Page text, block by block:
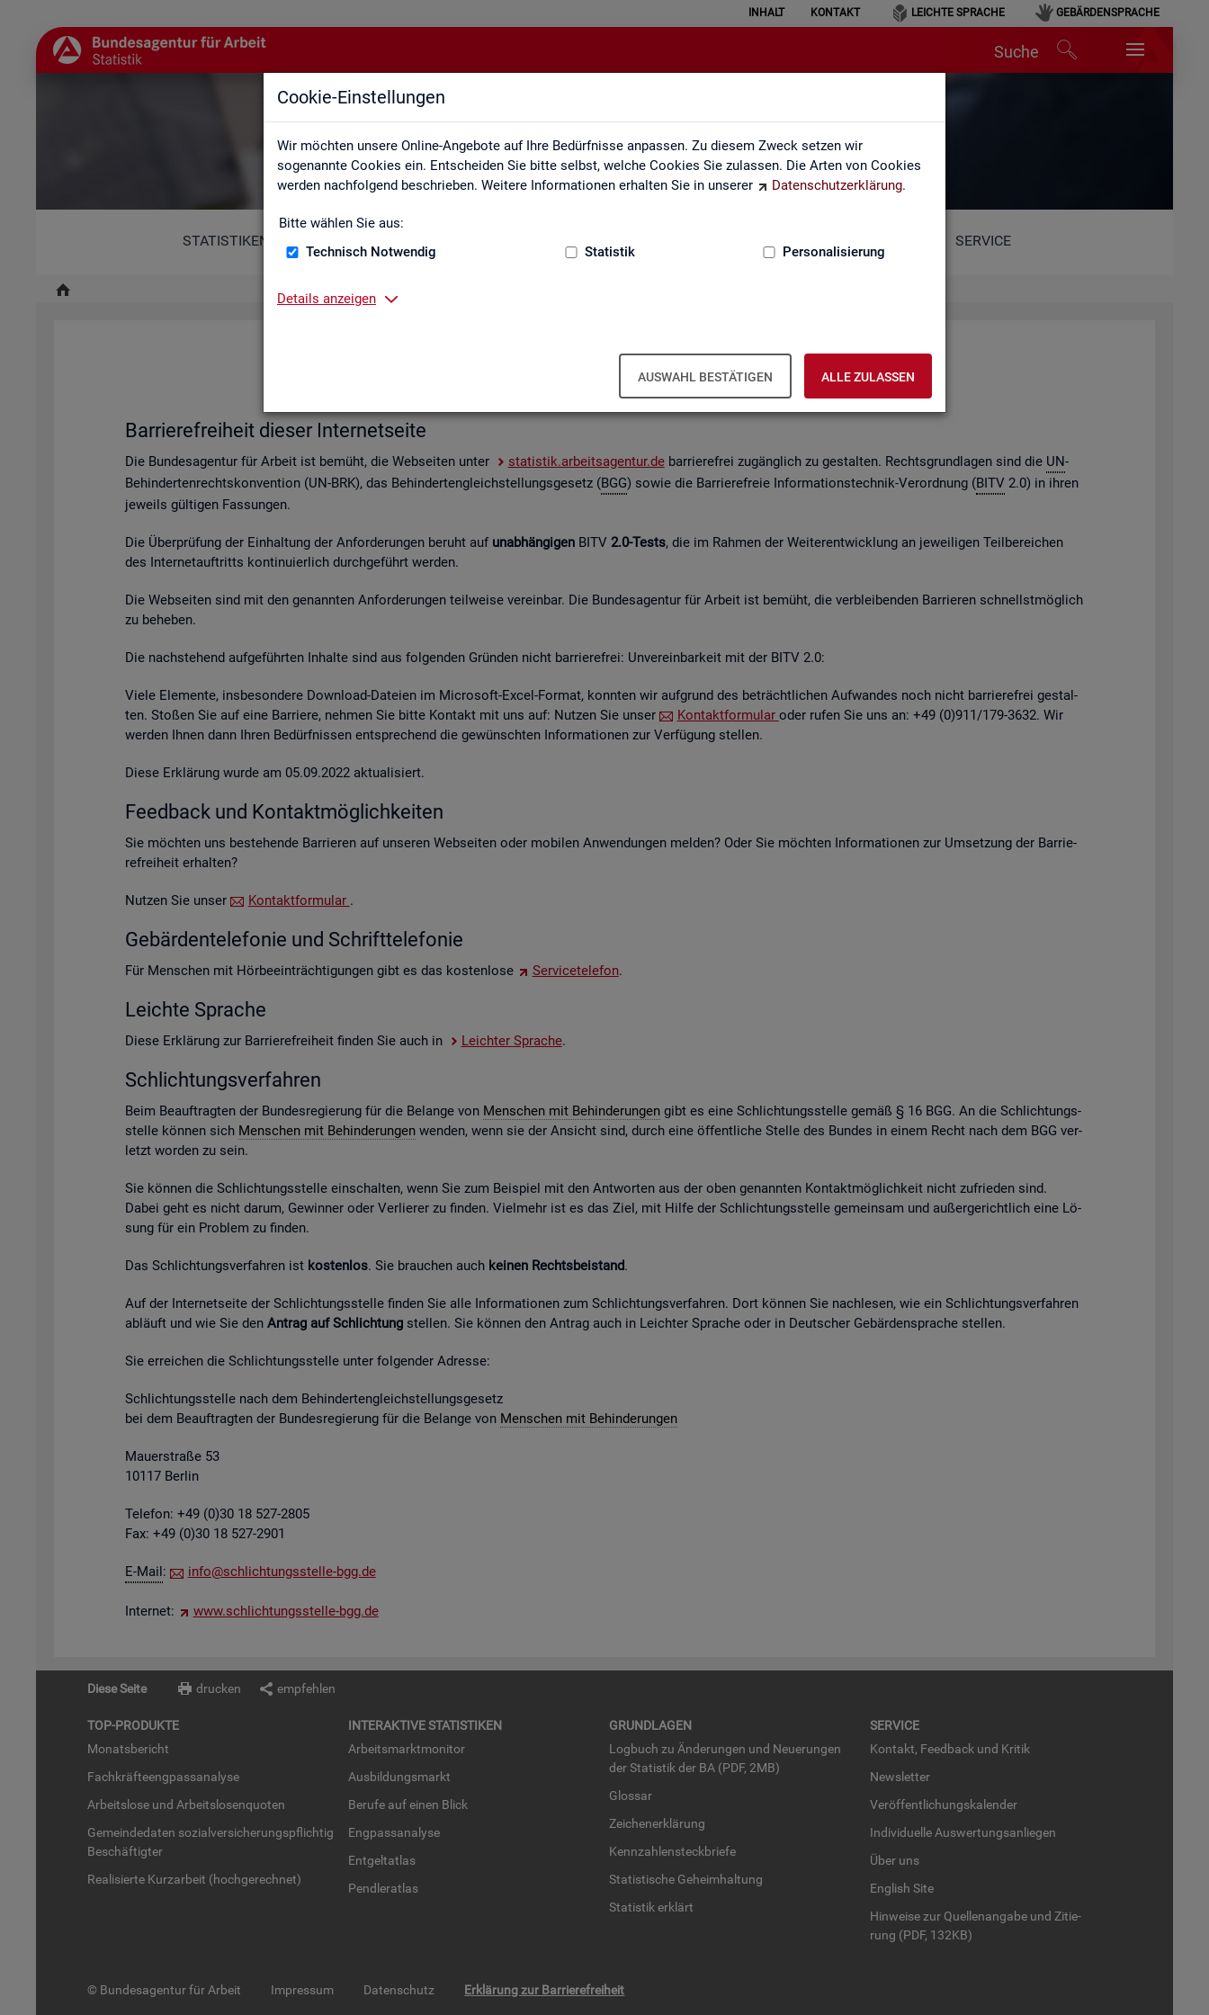
Cookie-Einstellungen
Wir möchten unsere Online-Angebote auf Ihre Bedürfnisse anpassen. Zu diesem Zweck setzen wir
sogenannte Cookies ein. Entscheiden Sie bitte selbst, welche Cookies Sie zulassen. Die Arten von Cookies
werden nachfolgend beschrieben. Weitere Informationen erhalten Sie in unserer
Datenschutzerklärung.
Bitte wählen Sie aus:
Technisch Notwendig
Statistik Personalisierung
Details anzeigen
AUSWAHL BESTÄTIGEN ALLE ZULASSEN
INHALT KONTAKT LEICHTE SPRACHE GEBÄRDENSPRACHE
Suche
Erklärung zur Barrierefreiheit
STATISTIKEN SERVICE
Er­klä­rung zur Bar­rie­re­frei­heit
sta­tis­tik.ar­beits­agen­tur.de ver­öf­fent­lich­ten Web­sei­ten.
Bar­rie­re­frei­heit die­ser In­ter­net­sei­te
Die Bun­des­agen­tur für Ar­beit ist be­müht, die Web­sei­ten unter sta­tis­tik.ar­beits­agen­tur.debar­rie­re­frei zu­gäng­lich zu ge­stal­ten. Rechts­grund­la­gen sind die UN-
Be­hin­der­ten­rechts­kon­ven­ti­on (UN-BRK), das Be­hin­der­ten­gleich­stel­lungs­ge­setz (BGG) sowie die Bar­rie­re­freie In­for­ma­ti­ons­tech­nik-Ver­ord­nung (BITV 2.0) in ihren
je­weils gül­ti­gen Fas­sun­gen.
Die Über­prü­fung der Ein­hal­tung der An­for­de­run­gen be­ruht auf un­ab­hän­gi­genBITV 2.0-Tests, die im Rah­men der Wei­ter­ent­wick­lung an je­wei­li­gen Teil­be­rei­chen
des In­ter­net­auf­tritts kon­ti­nu­ier­lich durch­ge­führt wer­den.
Die Web­sei­ten sind mit den ge­nann­ten An­for­de­run­gen teil­wei­se ver­ein­bar. Die Bun­des­agen­tur für Ar­beit ist be­müht, die ver­blei­ben­den Bar­rie­ren schnellst­mög­lich
zu be­he­ben.
Die nach­ste­hend auf­ge­führ­ten In­hal­te sind aus fol­gen­den Grün­den nicht bar­rie­re­frei: Un­ver­ein­bar­keit mit der BITV 2.0:
Viele Ele­men­te, ins­be­son­de­re Down­load-Da­tei­en im Mi­cro­soft-Excel-For­mat, konn­ten wir auf­grund des be­trächt­li­chen Auf­wan­des noch nicht bar­rie­re­frei ge­stal­
ten. Sto­ßen Sie auf eine Bar­rie­re, neh­men Sie bitte Kon­takt mit uns auf: Nut­zen Sie unser
Kon­takt­for­mu­lar oder rufen Sie uns an: +49 (0)911/179-3632. Wir
wer­den Ihnen dann Ihren Be­dürf­nis­sen ent­spre­chend die ge­wünsch­ten In­for­ma­tio­nen zur Ver­fü­gung stel­len.
Diese Er­klä­rung wurde am 05.09.2022 ak­tua­li­siert.
Feed­back und Kon­takt­mög­lich­kei­ten
Sie möch­ten uns be­stehen­de Bar­rie­ren auf un­se­ren Web­sei­ten oder mo­bi­len An­wen­dun­gen mel­den? Oder Sie möch­ten In­for­ma­tio­nen zur Um­set­zung der Bar­rie­
re­frei­heit er­hal­ten?
Nut­zen Sie unser Kon­takt­for­mu­lar .
Ge­bär­den­te­le­fo­nie und Schrift­te­le­fo­nie
Für Men­schen mit Hör­be­ein­träch­ti­gun­gen gibt es das kos­ten­lo­se Ser­vice­te­le­fon.
Leich­te Spra­che
Diese Er­klä­rung zur Bar­rie­re­frei­heit fin­den Sie auch in Leich­ter Spra­che.
Schlich­tungs­ver­fah­ren
Beim Be­auf­trag­ten der Bun­des­re­gie­rung für die Be­lan­ge von Men­schen mit Be­hin­de­run­gengibt es eine Schlich­tungs­stel­le gemäß § 16 BGG. An die Schlich­tungs­
stel­le kön­nen sich Men­schen mit Be­hin­de­run­genwen­den, wenn sie der An­sicht sind, durch eine öf­fent­li­che Stel­le des Bun­des in einem Recht nach dem BGG ver­
letzt wor­den zu sein.
Sie kön­nen die Schlich­tungs­stel­le ein­schal­ten, wenn Sie zum Bei­spiel mit den Ant­wor­ten aus der oben ge­nann­ten Kon­takt­mög­lich­keit nicht zu­frie­den sind.
Dabei geht es nicht darum, Ge­win­ner oder Ver­lie­rer zu fin­den. Viel­mehr ist es das Ziel, mit Hilfe der Schlich­tungs­stel­le ge­mein­sam und au­ßer­ge­richt­lich eine Lö­
sung für ein Pro­blem zu fin­den.
Das Schlich­tungs­ver­fah­ren ist kos­ten­los. Sie brau­chen auch kei­nen Rechts­bei­stand.
Auf der In­ter­net­sei­te der Schlich­tungs­stel­le fin­den Sie alle In­for­ma­tio­nen zum Schlich­tungs­ver­fah­ren. Dort kön­nen Sie nach­le­sen, wie ein Schlich­tungs­ver­fah­ren
ab­läuft und wie Sie den An­trag auf Schlich­tungstel­len. Sie kön­nen den An­trag auch in Leich­ter Spra­che oder in Deut­scher Ge­bär­den­spra­che stel­len.
Sie er­rei­chen die Schlich­tungs­stel­le unter fol­gen­der Adres­se:
Schlich­tungs­stel­le nach dem Be­hin­der­ten­gleich­stel­lungs­ge­setz
bei dem Be­auf­trag­ten der Bun­des­re­gie­rung für die Be­lan­ge von Men­schen mit Be­hin­de­run­gen
Mau­er­stra­ße 53
10117 Ber­lin
Te­le­fon: +49 (0)30 18 527-2805
Fax: +49 (0)30 18 527-2901
E-Mail: info@​sch​lich​tung​sste​lle-​bgg.​de
In­ter­net: www.​sch​lich​tung​sste​lle-​bgg.​de
Diese Seite drucken empfehlen
TOP-PRO­DUK­TE
Mo­nats­be­richt
Fach­kräf­te­eng­pass­ana­ly­se
Ar­beits­lo­se und Ar­beits­lo­sen­quo­ten
Ge­mein­de­da­ten so­zi­al­ver­si­che­rungs­pflich­tig
Be­schäf­tig­ter
Rea­li­sier­te Kurz­ar­beit (hoch­ge­rech­net)
IN­TER­AK­TI­VE STA­TIS­TI­KEN
Ar­beits­markt­mo­ni­tor
Aus­bil­dungs­markt
Be­ru­fe auf einen Blick
Eng­pass­ana­ly­se
Ent­gel­t­at­las
Pend­ler­at­las
GRUND­LA­GEN
Log­buch zu Än­de­run­gen und Neue­run­gen
der Sta­tis­tik der BA (PDF, 2MB)
Glos­sar
Zei­chen­er­klä­rung
Kenn­zah­len­steck­brie­fe
Sta­tis­ti­sche Ge­heim­hal­tung
Sta­tis­tik er­klärt
SER­VICE
Kon­takt, Feed­back und Kri­tik
News­let­ter
Ver­öf­fent­li­chungs­ka­len­der
In­di­vi­du­el­le Aus­wer­tungs­an­lie­gen
Über uns
English Site
Hin­wei­se zur Quel­len­an­ga­be und Zi­tie­
rung (PDF, 132KB)
© Bundesagentur für Arbeit Impressum Datenschutz Erklärung zur Barrierefreiheit